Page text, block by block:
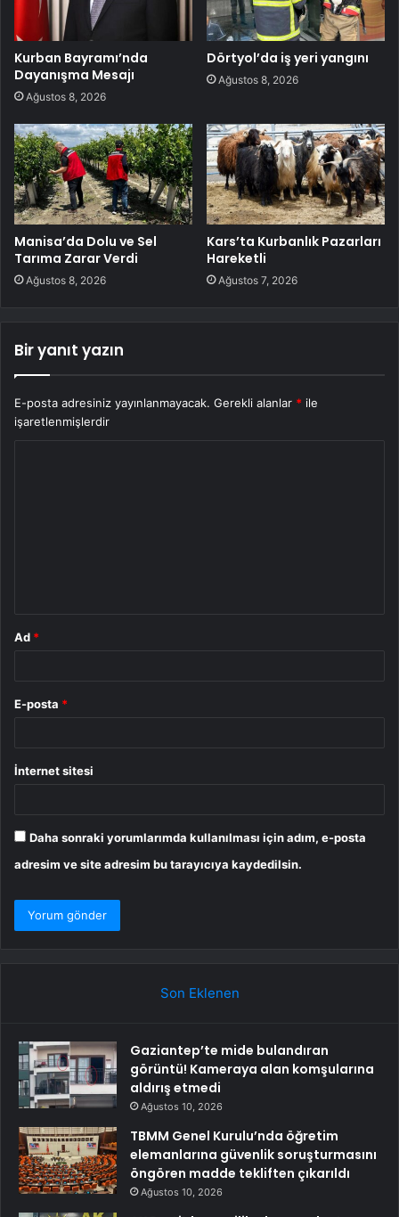
Kurban Bayramı’nda
Dayanışma Mesajı
Ağustos 8, 2026
Dörtyol’da iş yeri yangını
Ağustos 8, 2026
Manisa’da Dolu ve Sel
Tarıma Zarar Verdi
Ağustos 8, 2026
Kars’ta Kurbanlık Pazarları
Hareketli
Ağustos 7, 2026
Bir yanıt yazın
E-posta adresiniz yayınlanmayacak. Gerekli alanlar * ile
işaretlenmişlerdir
Ad *
E-posta *
İnternet sitesi
Daha sonraki yorumlarımda kullanılması için adım, e-posta
adresim ve site adresim bu tarayıcıya kaydedilsin.
Son Eklenen
Gaziantep’te mide bulandıran
görüntü! Kameraya alan komşularına
aldırış etmedi
Ağustos 10, 2026
TBMM Genel Kurulu’nda öğretim
elemanlarına güvenlik soruşturmasını
öngören madde tekliften çıkarıldı
Ağustos 10, 2026